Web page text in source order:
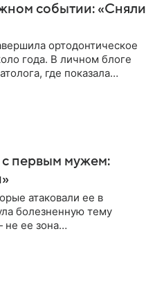
событии: «Сняли
ортодонтическое
года. В личном блоге
где показала
с первым мужем:
атаковали ее в
болезненную тему
не ее зона